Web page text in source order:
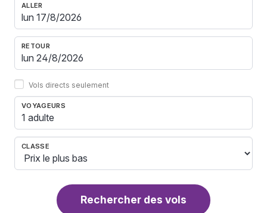
ALLER
RETOUR
Vols directs seulement
VOYAGEURS
1 adulte
CLASSE
Rechercher des vols